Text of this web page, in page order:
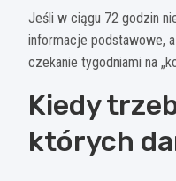
Jeśli w ciągu 72 godzin
informacje podstawowe,
czekanie tygodniami na
Kiedy
których